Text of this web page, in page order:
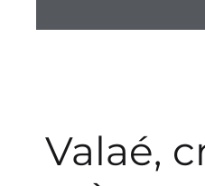
Valaé,